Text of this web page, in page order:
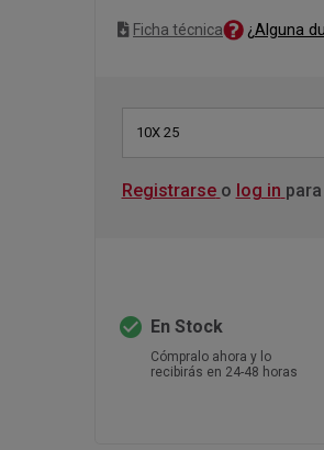
Ficha técnica ¿Alguna
10X 25
Registrarse o log in
check_circle En Stock
Cómpralo ahora y lo
recibirás en 24-48 horas